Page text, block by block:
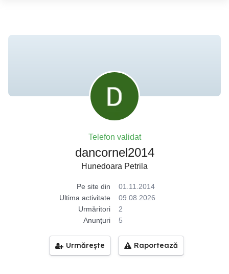
Telefon validat
dancornel2014
Hunedoara Petrila
Pe site din
01.11.2014
Ultima activitate
09.08.2026
Urmăritori
2
Anunțuri
5
Urmărește Raportează